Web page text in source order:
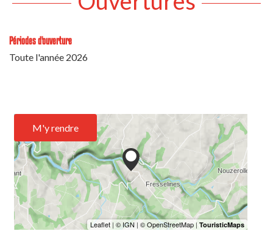
Périodes d'ouverture
Toute l'année 2026
M'y rendre